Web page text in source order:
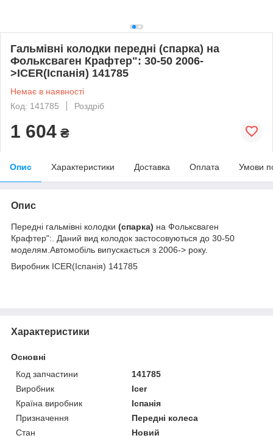
Гальмівні колодки передні (спарка) на
Фольксваген Крафтер": 30-50 2006-
>ICER(Іспанія) 141785
Немає в наявності
Код: 141785
Роздріб
1 604 ₴
Опис Характеристики Доставка Оплата Умови
Опис
Передні гальмівні колодки (спарка) на Фольксваген
Крафтер":. Даний вид колодок застосовуються до 30-50
моделям.Автомобіль випускається з 2006-> року.
Виробник ICER(Іспанія) 141785
Характеристики
Основні
Код запчастини
141785
Виробник
Icer
Країна виробник
Іспанія
Призначення
Передні колеса
Стан
Новий